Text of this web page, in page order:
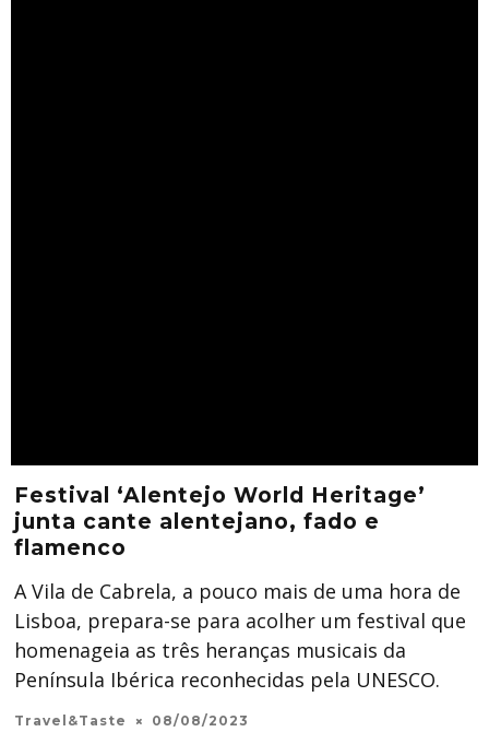
Festival ‘Alentejo World Heritage’
junta cante alentejano, fado e
flamenco
A Vila de Cabrela, a pouco mais de uma hora de
Lisboa, prepara-se para acolher um festival que
homenageia as três heranças musicais da
Península Ibérica reconhecidas pela UNESCO.
Travel&Taste 08/08/2023